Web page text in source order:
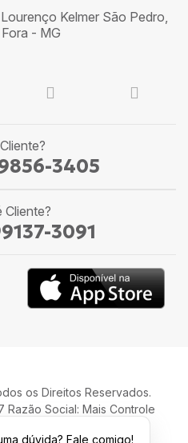
Kelmer São Pedro,
- MG
3405
Cliente?
3091
os Direitos Reservados.
Razão Social: Mais Controle
LTDA.
dúvida? Fale comigo!